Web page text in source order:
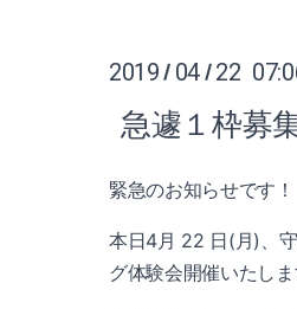
2019 / 04 / 22
急遽１枠募
緊急のお知らせです！
本日4月 22 日(月)、
グ体験会開催いたしま